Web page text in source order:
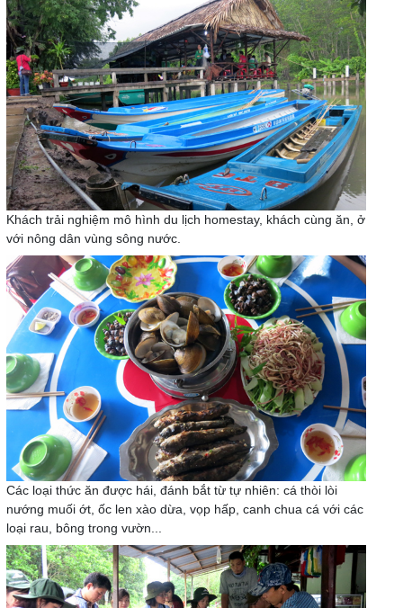
Khách trải nghiệm mô hình du lịch homestay, khách cùng ăn, ở
với nông dân vùng sông nước.
Các loại thức ăn được hái, đánh bắt từ tự nhiên: cá thòi lòi
nướng muối ớt, ốc len xào dừa, vọp hấp, canh chua cá với các
loại rau, bông trong vườn...